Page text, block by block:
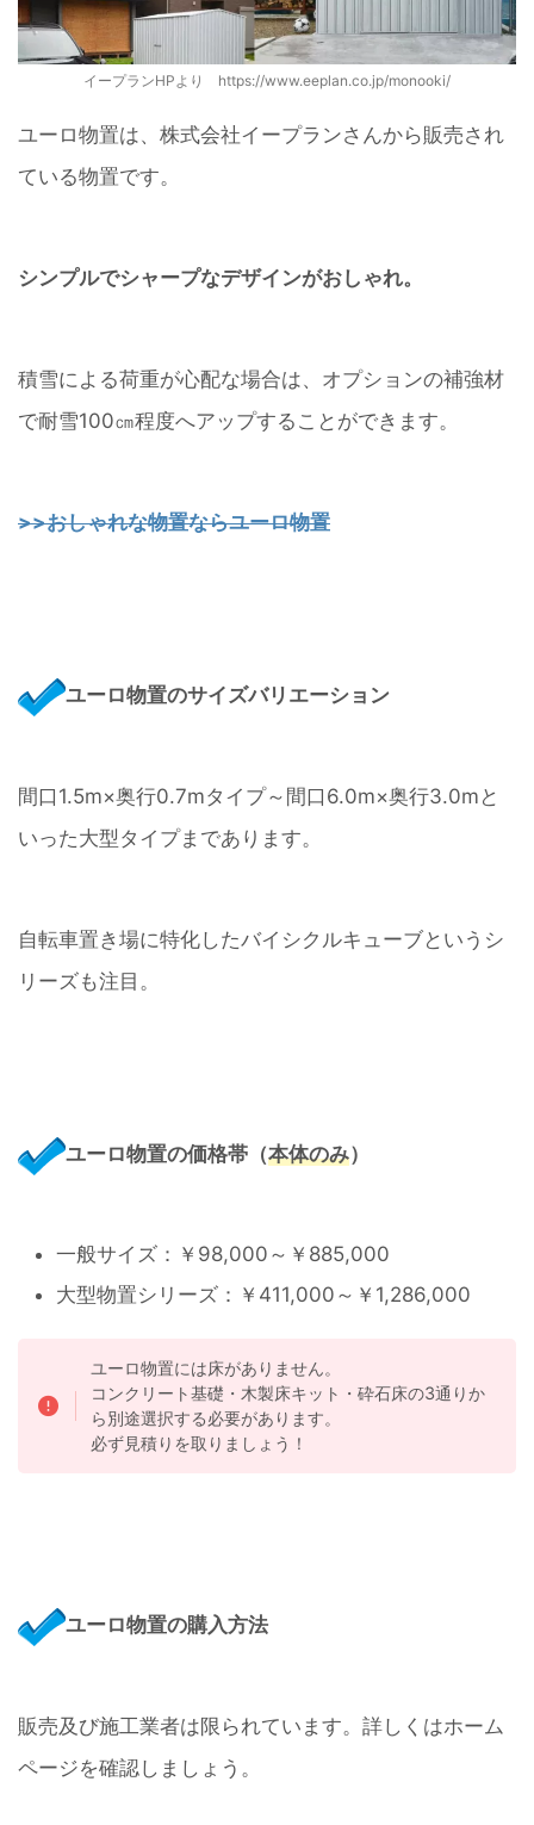
イープランHPより https://www.eeplan.co.jp/monooki/
ユーロ物置は、株式会社イープランさんから販売され
ている物置です。
シンプルでシャープなデザインがおしゃれ。
積雪による荷重が心配な場合は、オプションの補強材
で耐雪100㎝程度へアップすることができます。
>>おしゃれな物置ならユーロ物置
ユーロ物置のサイズバリエーション
間口1.5m×奥行0.7mタイプ～間口6.0m×奥行3.0mと
いった大型タイプまであります。
自転車置き場に特化したバイシクルキューブというシ
リーズも注目。
ユーロ物置の価格帯（本体のみ）
一般サイズ：￥98,000～￥885,000
大型物置シリーズ：￥411,000～￥1,286,000
ユーロ物置には床がありません。
コンクリート基礎・木製床キット・砕石床の3通りか
ら別途選択する必要があります。
必ず見積りを取りましょう！
ユーロ物置の購入方法
販売及び施工業者は限られています。詳しくはホーム
ページを確認しましょう。